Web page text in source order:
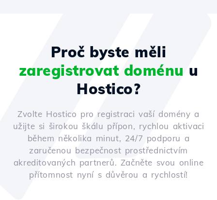
Proč byste měli
zaregistrovat doménu u
Hostico?
Zvolte Hostico pro registraci vaší domény a
užijte si širokou škálu přípon, rychlou aktivaci
během několika minut, 24/7 podporu a
zaručenou bezpečnost prostřednictvím
akreditovaných partnerů. Začněte svou online
přítomnost nyní s důvěrou a rychlostí!